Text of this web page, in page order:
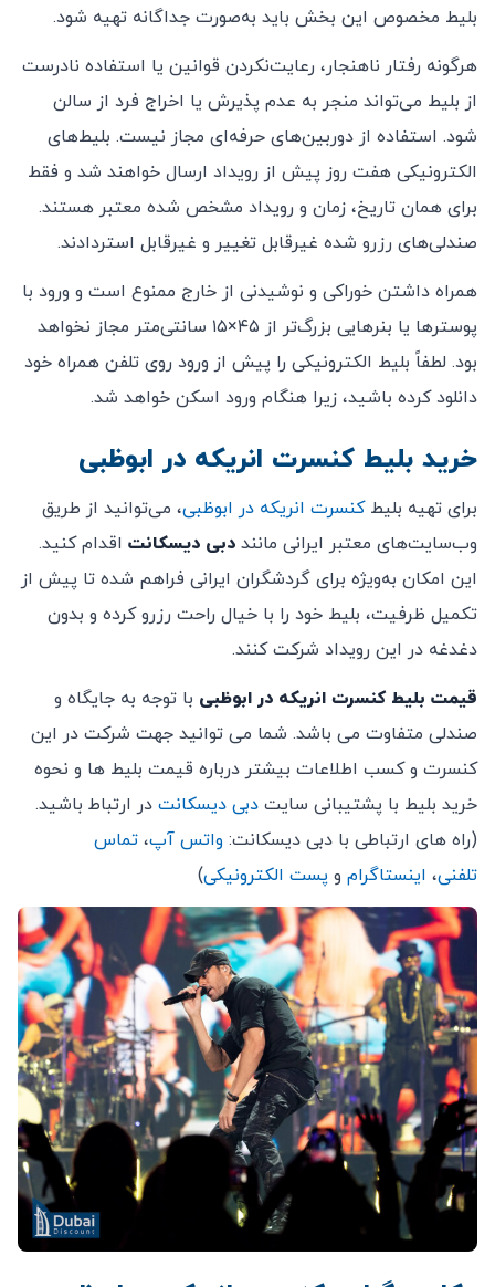
بلیط مخصوص این بخش باید به‌صورت جداگانه تهیه شود.
هرگونه رفتار ناهنجار، رعایت‌نکردن قوانین یا استفاده نادرست
از بلیط می‌تواند منجر به عدم پذیرش یا اخراج فرد از سالن
شود. استفاده از دوربین‌های حرفه‌ای مجاز نیست. بلیط‌های
الکترونیکی هفت روز پیش از رویداد ارسال خواهند شد و فقط
برای همان تاریخ، زمان و رویداد مشخص شده معتبر هستند.
صندلی‌های رزرو شده غیرقابل تغییر و غیرقابل استردادند.
همراه داشتن خوراکی و نوشیدنی از خارج ممنوع است و ورود با
پوسترها یا بنرهایی بزرگ‌تر از ۴۵×۱۵ سانتی‌متر مجاز نخواهد
بود. لطفاً بلیط الکترونیکی را پیش از ورود روی تلفن همراه خود
دانلود کرده باشید، زیرا هنگام ورود اسکن خواهد شد.
خرید بلیط کنسرت انریکه در ابوظبی
برای تهیه بلیطکنسرت انریکه در ابوظبی، می‌توانید از طریق
وب‌سایت‌های معتبر ایرانی مانند دبی دیسکانت اقدام کنید.
این امکان به‌ویژه برای گردشگران ایرانی فراهم شده تا پیش از
تکمیل ظرفیت، بلیط خود را با خیال راحت رزرو کرده و بدون
دغدغه در این رویداد شرکت کنند.
قیمت بلیط کنسرت انریکه در ابوظبی با توجه به جایگاه و
صندلی متفاوت می باشد. شما می توانید جهت شرکت در این
کنسرت و کسب اطلاعات بیشتر درباره قیمت بلیط ها و نحوه
خرید بلیط با پشتیبانی سایت دبی دیسکانت در ارتباط باشید.
(راه های ارتباطی با دبی دیسکانت: واتس آپ، تماس
تلفنی، اینستاگرام و پست الکترونیکی)